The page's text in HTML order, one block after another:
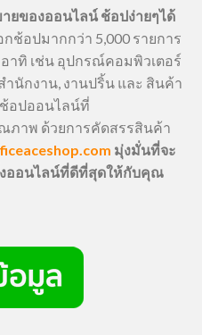
ายของออนไลน์ ช้อปง่ายๆได้
ช้อปมากกว่า 5,000 รายการ
าทิ เช่น อุปกรณ์คอมพิวเตอร์
ำนักงาน, งานปริ้น และ สินค้า
อปออนไลน์ที่
ภาพ ด้วยการคัดสรรสินค้า
มุ่งมั่นที่จะ
ออนไลน์ที่ดีที่สุดให้กับคุณ